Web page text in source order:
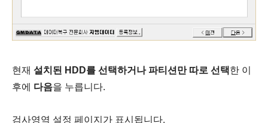
현재 설치된 HDD를 선택하거나 파티션만 따로 선택한 이
후에 다음을 누릅니다.
검사영역 설정 페이지가 표시됩니다.